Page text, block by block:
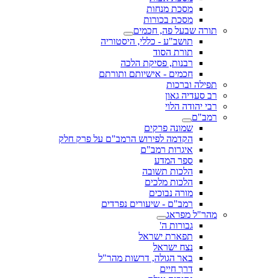
מסכת מנחות
מסכת בכורות
תורה שבעל פה, חכמים
תושב"ע - כללי, היסטוריה
תורת הסוד
רבנות, פסיקת הלכה
חכמים - אישיותם ותורתם
תפילה וברכות
רב סעדיה גאון
רבי יהודה הלוי
רמב"ם
שמונה פרקים
הקדמה לפירוש הרמב"ם על פרק חלק
איגרות רמב"ם
ספר המדע
הלכות תשובה
הלכות מלכים
מורה נבוכים
רמב"ם - שיעורים נפרדים
מהר"ל מפראג
גבורות ה'
תפארת ישראל
נצח ישראל
באר הגולה, דרשות מהר"ל
דרך חיים